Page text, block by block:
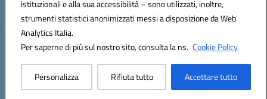
istituzionali e alla sua accessibilità – sono utilizzati, inoltre,
strumenti statistici anonimizzati messi a disposizione da Web
Analytics Italia.
Per saperne di più sul nostro sito, consulta la ns. Cookie Policy.
Personalizza Rifiuta tutto Accettare tutto
Hosting & Powered by 3D Solution S.r.l.
Concept & Design by Designers Italia